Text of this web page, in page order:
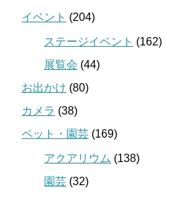
イベント (204)
ステージイベント (162)
展覧会 (44)
お出かけ (80)
カメラ (38)
ペット・園芸 (169)
アクアリウム (138)
園芸 (32)